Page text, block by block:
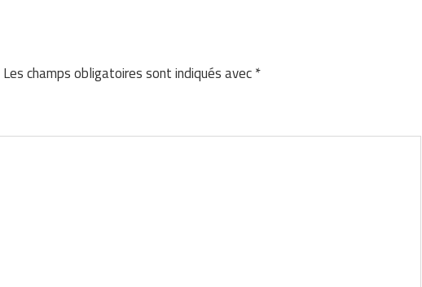
Les champs obligatoires sont indiqués avec*